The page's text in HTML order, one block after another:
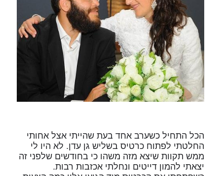
הכל התחיל כשערב אחד בעת שהייתי אצל אחותי
החלטתי לפתוח כרטיס בשליש גן עדן. לא היו לי
ממש תקוות שיצא מזה משהו כי בחודשים שלפני זה
יצאתי להמון דייטים ונחלתי אכזבות רבות.